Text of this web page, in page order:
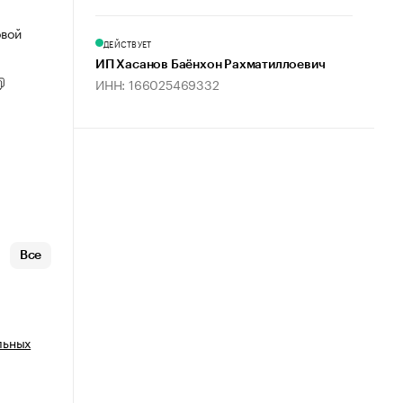
Все
ДЕЙСТВУЕТ
ИП Хасанов Баёнхон Рахматиллоевич
ИНН: 166025469332